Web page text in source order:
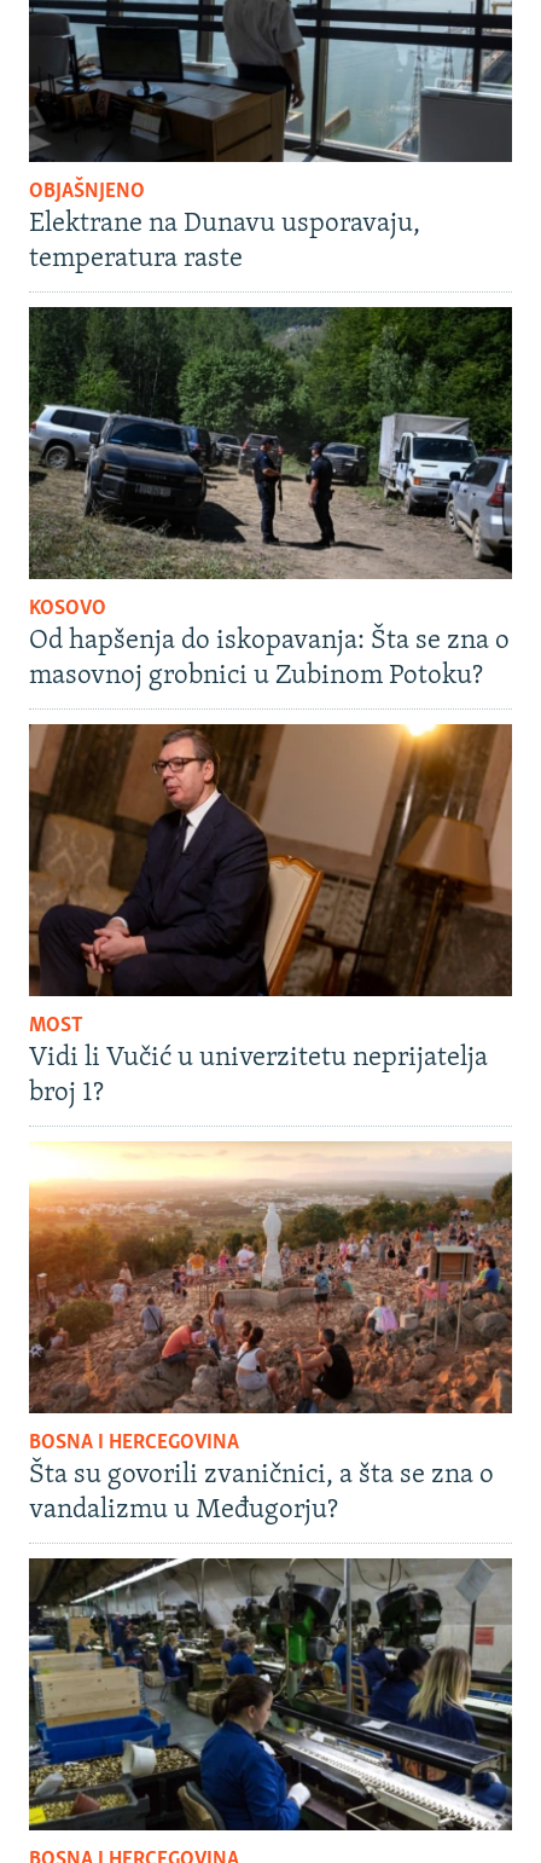
OBJAŠNJENO
Elektrane na Dunavu usporavaju,
temperatura raste
KOSOVO
Od hapšenja do iskopavanja: Šta se zna o
masovnoj grobnici u Zubinom Potoku?
MOST
Vidi li Vučić u univerzitetu neprijatelja
broj 1?
BOSNA I HERCEGOVINA
Šta su govorili zvaničnici, a šta se zna o
vandalizmu u Međugorju?